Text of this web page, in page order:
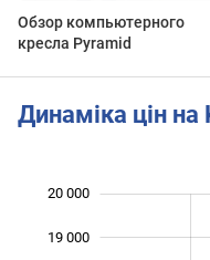
Обзор компьютерного
кресла Pyramid
Динаміка цін
19 000
20 000